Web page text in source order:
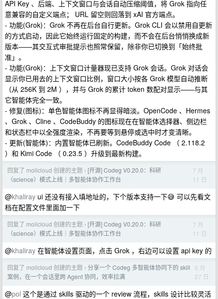
API Key 、后端、上下文窗口与会话自动压缩阈值，将 Grok 指向任
意兼容的自定义端点； URL 留空则回落到 xAI 官方端点。
- 功能(Grok)：Grok 不再在后台自行更新。Grok CLI 会以禁用自更新
的方式启动，因此它始终运行固定的构建，而不会在后台悄悄换成新
版本——其交互式审批提示也照常保留，除非你已切换到「始终批
准」。
- 功能(Grok)：上下文窗口计量器现已支持 Grok 会话。Grok 对话会
显示你已用去的上下文窗口比例，窗口大小按各 Grok 模型自动推断
（从 256K 到 2M ），并与 Grok 的累计 token 数配对显示——与其
它智能体完全一致。
- 修复(图标)：单色智能体图标不再显得暗淡。OpenCode 、Hermes
、Grok 、Cline 、CodeBuddy 的图标现在在智能体选择器、侧边栏
和状态栏中以全强度渲染，不再要等到悬停或选中时才变清晰。
- 更新(智能体)：内置智能体已刷新。CodeBuddy Code （ 2.118.2
）和 Kimi Code （ 0.23.5 ）升级到最新构建。
回复了 molicloud 创建的主题 › [开源] Codeg V0.20.0：科研
（science）模式上线｜多智能体协作工作台
7 月
11 日
@khaliray ui 还没有接入填地址的，下个版本支持一下😅 可以先看文
档在配置文件里面加一下
回复了 molicloud 创建的主题 › [开源] Codeg V0.20.0：科研
（science）模式上线｜多智能体协作工作台
7 月
11 日
@khaliray 在智能体设置页面，点击 Grok ，右边可以设置 api key 的
回复了 molicloud 创建的主题 › 分享一个 Codeg 多智能体协同下的 skill
案例，在一个会话里跨 Agent 协同，效率拉满
5 月
27 日
@pol 这个是通过 skills 驱动的一个 review 流程，skills 设计比较灵活